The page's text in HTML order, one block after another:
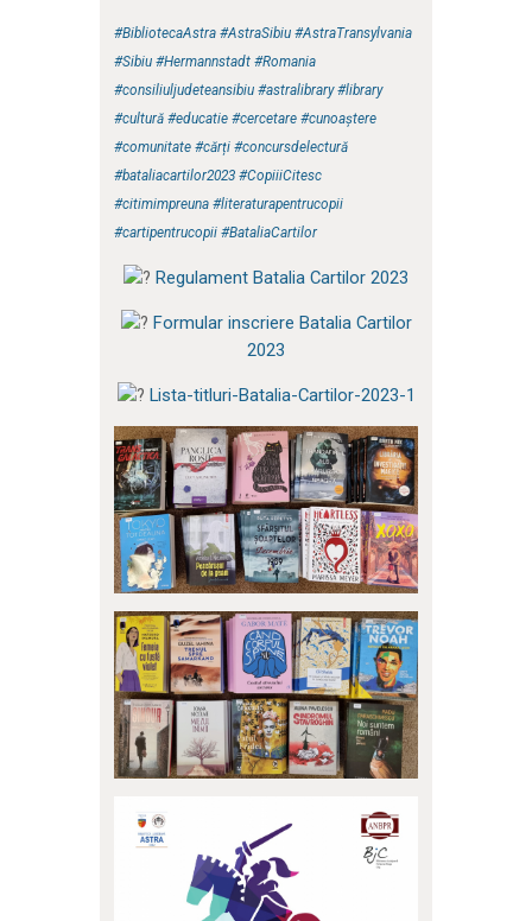
#BibliotecaAstra #AstraSibiu #AstraTransylvania
#Sibiu #Hermannstadt #Romania
#consiliuljudeteansibiu #astralibrary #library
#cultură #educatie #cercetare #cunoaștere
#comunitate #cărți #concursdelectură
#bataliacartilor2023 #CopiiiCitesc
#citimimpreuna #literaturapentrucopii
#cartipentrucopii #BataliaCartilor
Regulament Batalia Cartilor 2023
Formular inscriere Batalia Cartilor
2023
Lista-titluri-Batalia-Cartilor-2023-1